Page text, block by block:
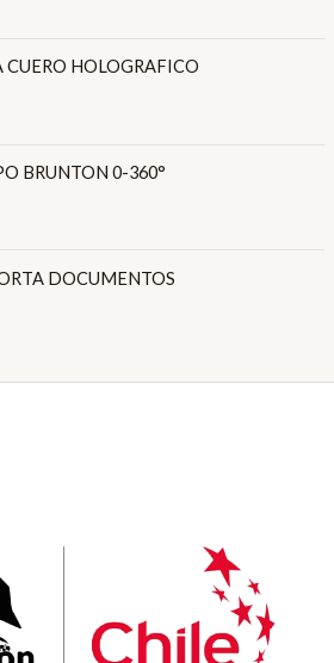
CUERO HOLOGRAFICO
BRUNTON 0-360°
DOCUMENTOS